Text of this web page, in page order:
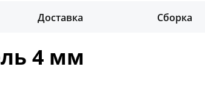
Доставка Сборка
4 мм